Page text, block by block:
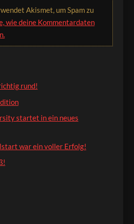
Akismet, um Spam zu
wie deine Kommentardaten
rund!
startet in ein neues
war ein voller Erfolg!